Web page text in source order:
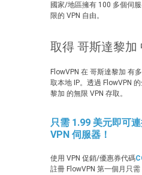
國家/地區擁有 100 多個伺
限的 VPN 自由。
取得 哥斯達黎加
FlowVPN 在 哥斯達黎加 有
取本地 IP。透過 FlowVPN
黎加 的無限 VPN 存取。
只需 1.99 美元即可
VPN 伺服器！
使用 VPN 促銷/優惠券代碼
註冊 FlowVPN 第一個月只